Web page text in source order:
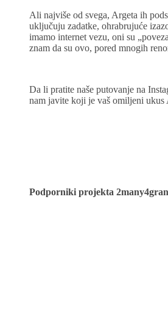
Ali najviše od svega, Argeta ih
uključuju zadatke, ohrabrujuće
imamo internet vezu, oni su
znam da su ovo, pored mnogih
Da li pratite naše putovanje na
nam javite koji je vaš omiljeni ukus
Podporniki projekta